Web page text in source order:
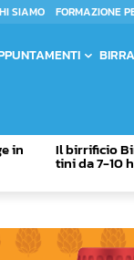
SIAMO FORMAZIONE
in Il birrificio
tini da 7-10